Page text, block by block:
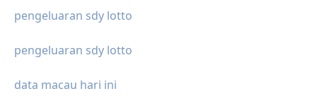
pengeluaran sdy lotto
pengeluaran sdy lotto
data macau hari ini